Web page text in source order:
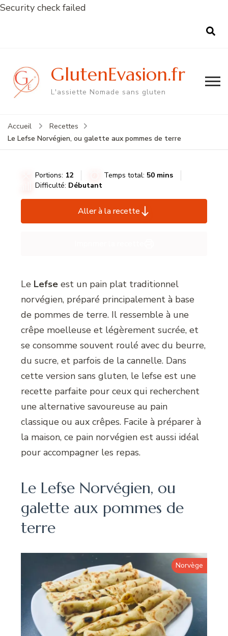
Security check failed
GlutenEvasion.fr
L'assiette Nomade sans gluten
Accueil
Recettes
Le Lefse Norvégien, ou galette aux pommes de terre
Portions: 12 Temps total: 50 mins
Difficulté: Débutant
Aller à la recette
Le Lefse est un pain plat traditionnel
norvégien, préparé principalement à base
de pommes de terre. Il ressemble à une
crêpe moelleuse et légèrement sucrée, et
se consomme souvent roulé avec du beurre,
du sucre, et parfois de la cannelle. Dans
cette version sans gluten, le lefse est une
recette parfaite pour ceux qui recherchent
une alternative savoureuse au pain
classique ou aux crêpes. Facile à préparer à
la maison, ce pain norvégien est aussi idéal
pour accompagner les repas.
Le Lefse Norvégien, ou
galette aux pommes de
terre
Norvège